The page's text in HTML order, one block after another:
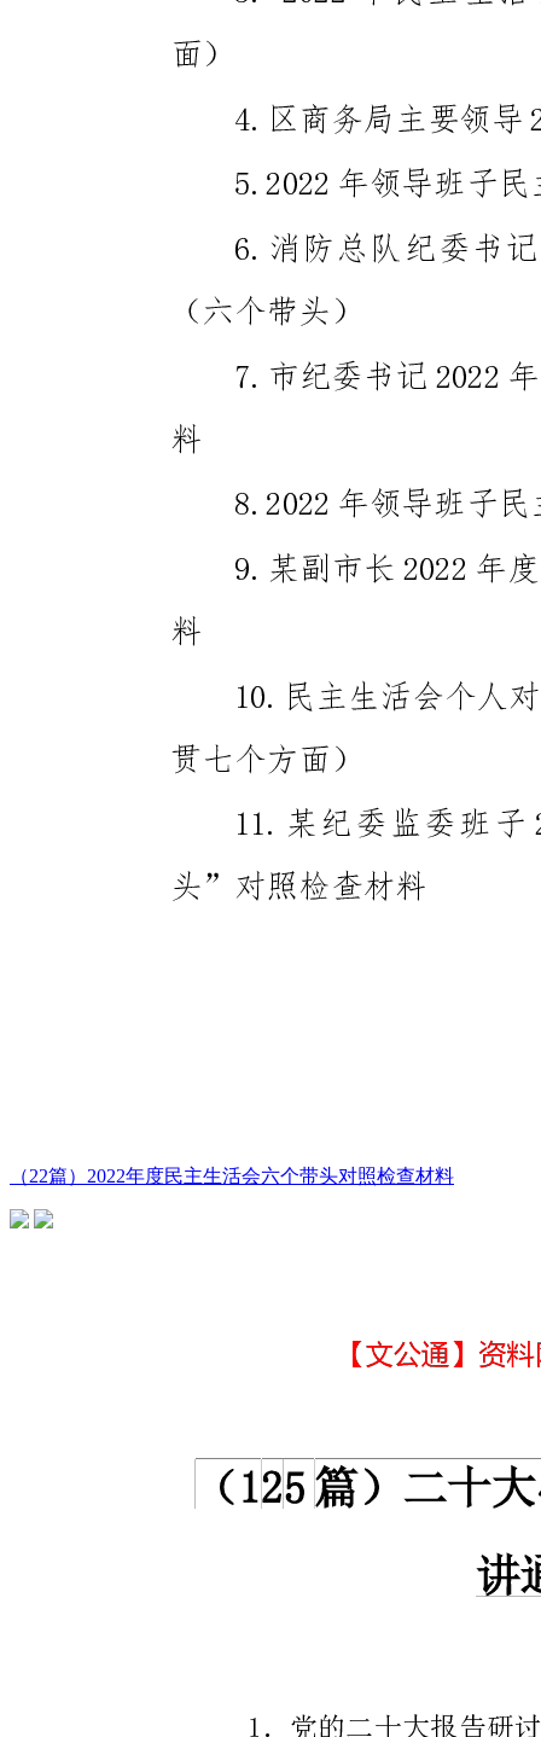
（22篇）2022年度民主生活会六个带头对照检查材料